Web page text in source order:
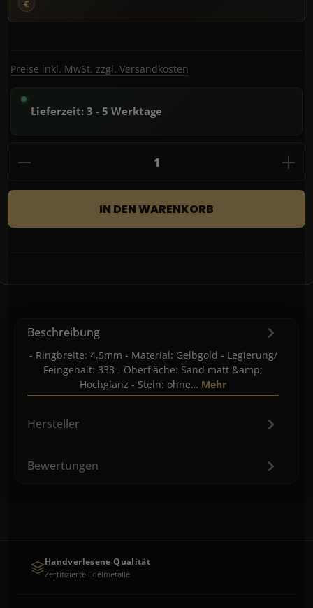
Preise inkl. MwSt. zzgl. Versandkosten
Lieferzeit: 3 - 5 Werktage
Produkt Anzahl: Gib den gewünschten
IN DEN WARENKORB
Beschreibung
- Ringbreite: 4,5mm - Material: Gelbgold - Legierung/
Feingehalt: 333 - Oberfläche: Sand matt &amp;
Hochglanz - Stein: ohne… Mehr
Hersteller
Bewertungen
Handverlesene Qualität
Zertifizierte Edelmetalle